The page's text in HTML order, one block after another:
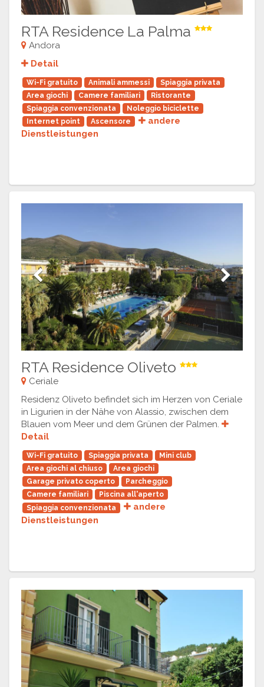
RTA Residence La Palma
Andora
Detail
Wi-Fi gratuito Animali ammessi
Spiaggia privata
Area giochi
Camere familiari
Ristorante
Spiaggia convenzionata
Noleggio biciclette
Internet point
Ascensore
andere
Dienstleistungen
Previous Next
RTA Residence Oliveto
Ceriale
Residenz Oliveto befindet sich im Herzen von Ceriale
in Ligurien in der Nähe von Alassio, zwischen dem
Blauen vom Meer und dem Grünen der Palmen.
Detail
Wi-Fi gratuito Spiaggia privata
Mini club
Area giochi al chiuso
Area giochi
Garage privato coperto
Parcheggio
Camere familiari
Piscina all'aperto
Spiaggia convenzionata
andere
Dienstleistungen